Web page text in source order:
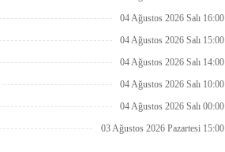
04 Ağustos 2026 Salı 16:00
04 Ağustos 2026 Salı 15:00
04 Ağustos 2026 Salı 14:00
04 Ağustos 2026 Salı 10:00
04 Ağustos 2026 Salı 00:00
03 Ağustos 2026 Pazartesi 15:00